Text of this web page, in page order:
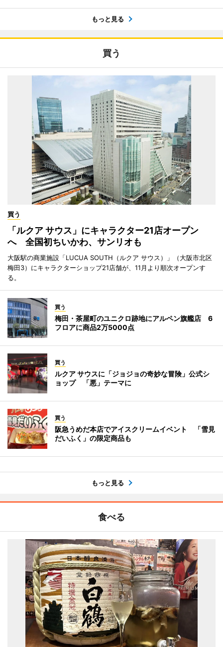
もっと見る
買う
買う
「ルクア サウス」にキャラクター21店オープン
へ 全国初ちいかわ、サンリオも
大阪駅の商業施設「LUCUA SOUTH（ルクア サウス）」（大阪市北区
梅田3）にキャラクターショップ21店舗が、11月より順次オープンす
る。
買う
梅田・茶屋町のユニクロ跡地にアルペン旗艦店 6
フロアに商品2万5000点
買う
ルクア サウスに「ジョジョの奇妙な冒険」公式シ
ョップ 「悪」テーマに
買う
阪急うめだ本店でアイスクリームイベント 「雪見
だいふく」の限定商品も
もっと見る
食べる